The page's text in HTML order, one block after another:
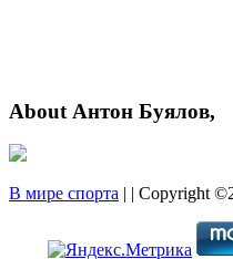
About Антон Буялов,
В мире спорта | | Copyright